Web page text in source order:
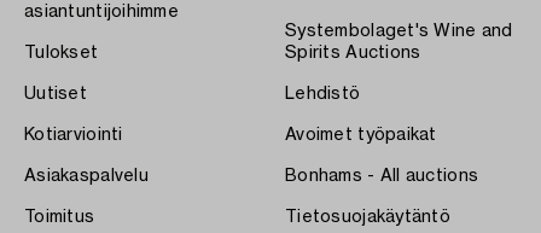
asiantuntijoihimme
Tulokset
Uutiset
Kotiarviointi
Asiakaspalvelu
Toimitus
Systembolaget's Wine and
Spirits Auctions
Lehdistö
Avoimet työpaikat
Bonhams - All auctions
Tietosuojakäytäntö